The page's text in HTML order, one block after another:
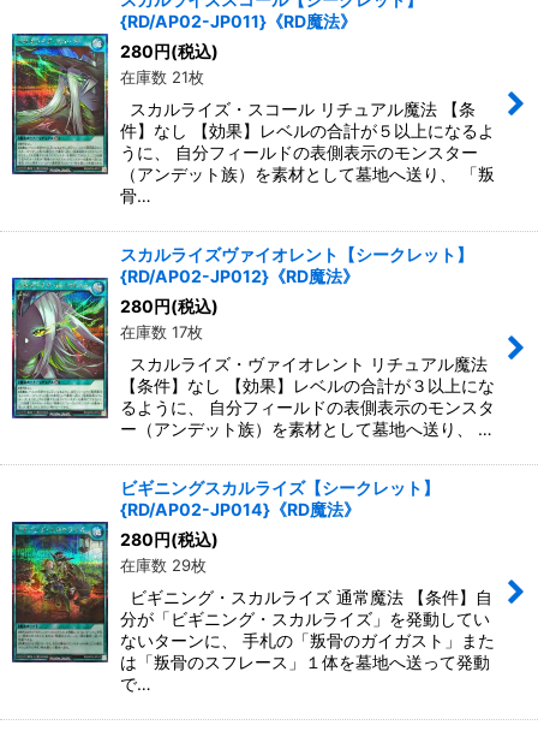
{RD/AP02-JP011}《RD魔法》
280円(税込)
在庫数 21枚
スカルライズ・スコール リチュアル魔法 【条
件】なし 【効果】レベルの合計が５以上になるよ
うに、 自分フィールドの表側表示のモンスター
（アンデット族）を素材として墓地へ送り、 「叛
骨…
スカルライズヴァイオレント【シークレット】
{RD/AP02-JP012}《RD魔法》
280円(税込)
在庫数 17枚
スカルライズ・ヴァイオレント リチュアル魔法
【条件】なし 【効果】レベルの合計が３以上にな
るように、 自分フィールドの表側表示のモンスタ
ー（アンデット族）を素材として墓地へ送り、 …
ビギニングスカルライズ【シークレット】
{RD/AP02-JP014}《RD魔法》
280円(税込)
在庫数 29枚
ビギニング・スカルライズ 通常魔法 【条件】自
分が「ビギニング・スカルライズ」を発動してい
ないターンに、 手札の「叛骨のガイガスト」また
は「叛骨のスフレース」１体を墓地へ送って発動
で…